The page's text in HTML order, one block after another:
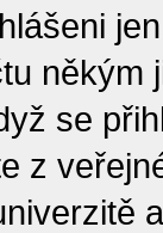
někým
se
z